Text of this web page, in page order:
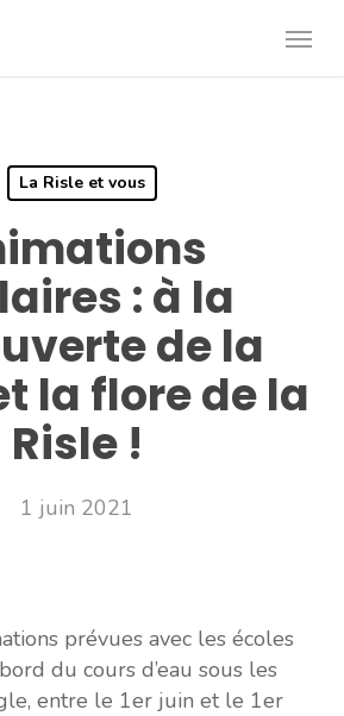
Menu
La Risle et vous
: à la
de la
la flore de la
Risle !
1 juin 2021
prévues avec les écoles
du cours d’eau sous les
entre le 1er juin et le 1er